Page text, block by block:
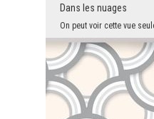
Dans les nuages